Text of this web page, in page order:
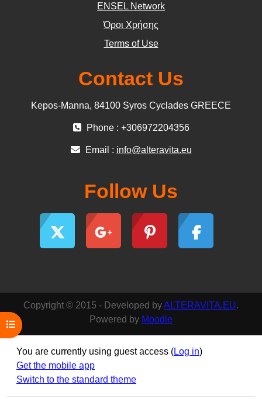
Open course index
ΕΝSEL Network
Όροι Χρήσης
Terms of Use
Contact Us
Kepos-Manna, 84100 Syros Cyclades GREECE
Phone : +306972204356
Email : info@alteravita.eu
Follow Us
Copyright © 2015 - Developed byALTERAVITA.EU.
Powered by Moodle
You are currently using guest access (Log in)
Get the mobile app
Switch to the standard theme